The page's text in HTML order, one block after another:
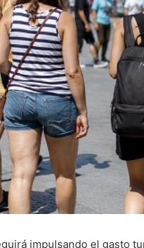
impulsando el gasto